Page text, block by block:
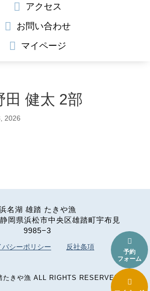
 アクセス
 お問い合わせ
 マイページ

予約
フォーム

田 健太 2部
2026
名湖 雄踏 たきや漁
岡県浜松市中央区雄踏町宇布見
9985−3
バシーポリシー 反社条項
きや漁 ALL RIGHTS RESERVED.